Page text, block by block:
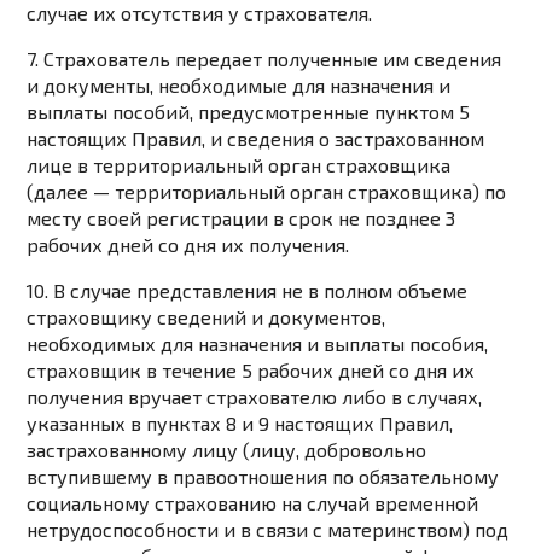
случае их отсутствия у страхователя.
7. Страхователь передает полученные им сведения
и документы, необходимые для назначения и
выплаты пособий, предусмотренные пунктом 5
настоящих Правил, и сведения о застрахованном
лице в территориальный орган страховщика
(далее — территориальный орган страховщика) по
месту своей регистрации в срок не позднее 3
рабочих дней со дня их получения.
10. В случае представления не в полном объеме
страховщику сведений и документов,
необходимых для назначения и выплаты пособия,
страховщик в течение 5 рабочих дней со дня их
получения вручает страхователю либо в случаях,
указанных в пунктах 8 и9 настоящих Правил,
застрахованному лицу (лицу, добровольно
вступившему в правоотношения по обязательному
социальному страхованию на случай временной
нетрудоспособности и в связи с материнством) под